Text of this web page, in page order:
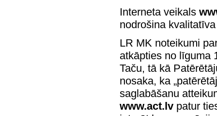
Interneta veikals
nodrošina
LR MK noteikumi
atkāpties no līguma
Taču, tā kā
nosaka, ka
saglabāšanu
www.act.lv patur